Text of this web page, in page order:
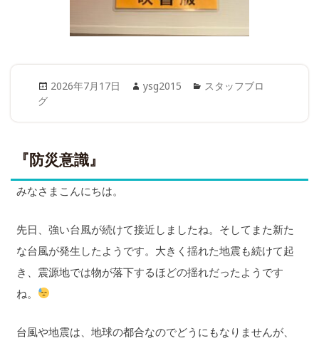
Posted
2026年7月17日 Author
ysg2015 Categories
スタッフブロ
グ
『防災意識』
みなさまこんにちは。
先日、強い台風が続けて接近しましたね。そしてまた新た
な台風が発生したようです。大きく揺れた地震も続けて起
き、震源地では物が落下するほどの揺れだったようです
ね。
台風や地震は、地球の都合なのでどうにもなりませんが、